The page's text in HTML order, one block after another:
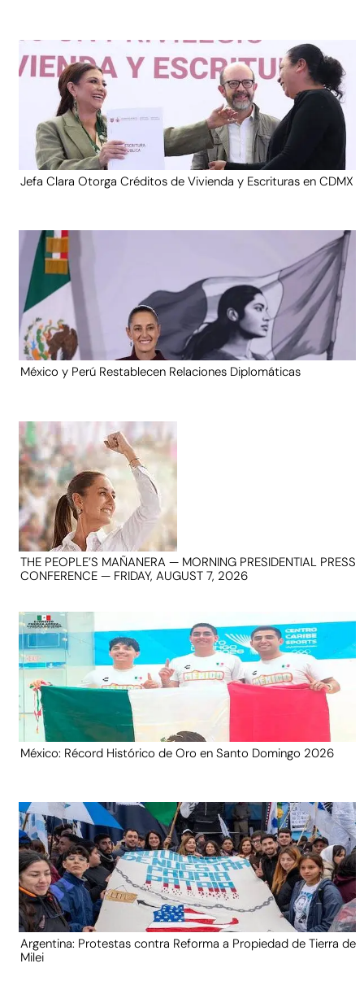
Jefa Clara Otorga Créditos de Vivienda y Escrituras en CDMX
México y Perú Restablecen Relaciones Diplomáticas
THE PEOPLE’S MAÑANERA — MORNING PRESIDENTIAL PRESS
CONFERENCE — FRIDAY, AUGUST 7, 2026
México: Récord Histórico de Oro en Santo Domingo 2026
Argentina: Protestas contra Reforma a Propiedad de Tierra de
Milei